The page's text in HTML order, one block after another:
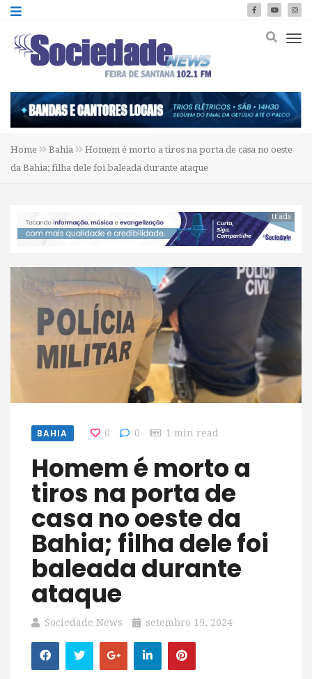
Home Bahia
Homem é morto a tiros na porta de casa no oeste
da Bahia; filha dele foi baleada durante ataque
tt ads
BAHIA 0 0 1 min read
Homem é morto a
tiros na porta de
casa no oeste da
Bahia; filha dele foi
baleada durante
ataque
Sociedade News setembro 19, 2024